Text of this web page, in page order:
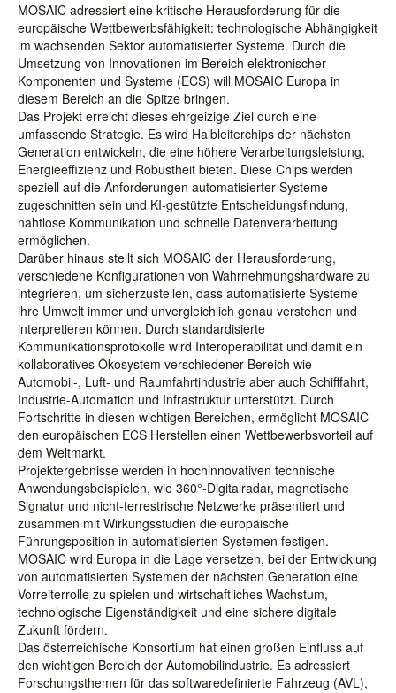
MOSAIC adressiert eine kritische Herausforderung für die
europäische Wettbewerbsfähigkeit: technologische Abhängigkeit
im wachsenden Sektor automatisierter Systeme. Durch die
Umsetzung von Innovationen im Bereich elektronischer
Komponenten und Systeme (ECS) will MOSAIC Europa in
diesem Bereich an die Spitze bringen.
Das Projekt erreicht dieses ehrgeizige Ziel durch eine
umfassende Strategie. Es wird Halbleiterchips der nächsten
Generation entwickeln, die eine höhere Verarbeitungsleistung,
Energieeffizienz und Robustheit bieten. Diese Chips werden
speziell auf die Anforderungen automatisierter Systeme
zugeschnitten sein und KI-gestützte Entscheidungsfindung,
nahtlose Kommunikation und schnelle Datenverarbeitung
ermöglichen.
Darüber hinaus stellt sich MOSAIC der Herausforderung,
verschiedene Konfigurationen von Wahrnehmungshardware zu
integrieren, um sicherzustellen, dass automatisierte Systeme
ihre Umwelt immer und unvergleichlich genau verstehen und
interpretieren können. Durch standardisierte
Kommunikationsprotokolle wird Interoperabilität und damit ein
kollaboratives Ökosystem verschiedener Bereich wie
Automobil-, Luft- und Raumfahrtindustrie aber auch Schifffahrt,
Industrie-Automation und Infrastruktur unterstützt. Durch
Fortschritte in diesen wichtigen Bereichen, ermöglicht MOSAIC
den europäischen ECS Herstellen einen Wettbewerbsvorteil auf
dem Weltmarkt.
Projektergebnisse werden in hochinnovativen technische
Anwendungsbeispielen, wie 360°-Digitalradar, magnetische
Signatur und nicht-terrestrische Netzwerke präsentiert und
zusammen mit Wirkungsstudien die europäische
Führungsposition in automatisierten Systemen festigen.
MOSAIC wird Europa in die Lage versetzen, bei der Entwicklung
von automatisierten Systemen der nächsten Generation eine
Vorreiterrolle zu spielen und wirtschaftliches Wachstum,
technologische Eigenständigkeit und eine sichere digitale
Zukunft fördern.
Das österreichische Konsortium hat einen großen Einfluss auf
den wichtigen Bereich der Automobilindustrie. Es adressiert
Forschungsthemen für das softwaredefinierte Fahrzeug (AVL),